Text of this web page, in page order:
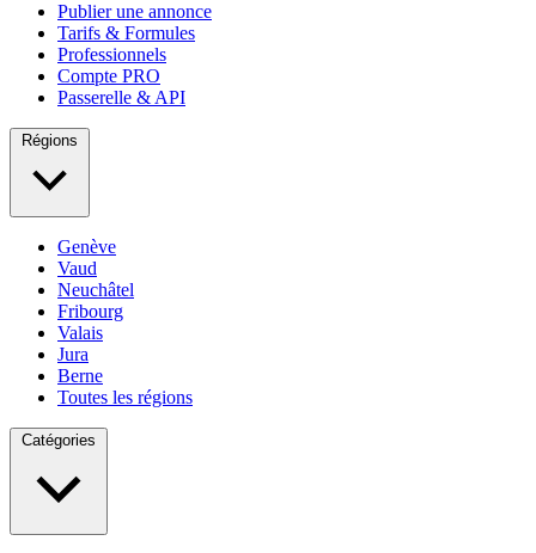
Publier une annonce
Tarifs & Formules
Professionnels
Compte PRO
Passerelle & API
Régions
Genève
Vaud
Neuchâtel
Fribourg
Valais
Jura
Berne
Toutes les régions
Catégories